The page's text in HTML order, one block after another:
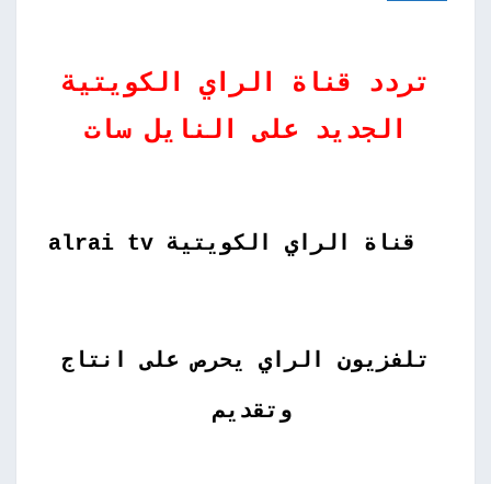
تردد قناة الراي الكويتية
الجديد على النايل سات
قناة الراي الكويتية alrai tv
تلفزيون الراي يحرص على انتاج
وتقديم